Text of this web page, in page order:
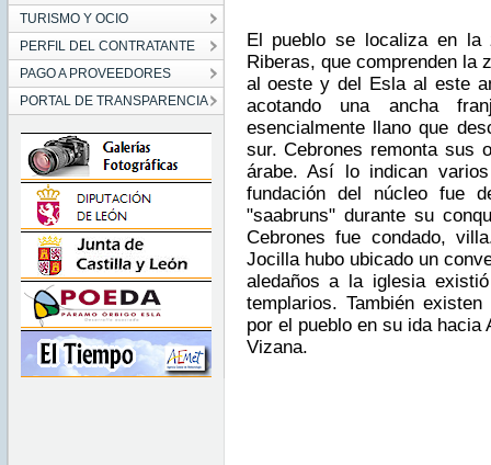
TURISMO Y OCIO
PERFIL DEL CONTRATANTE
PAGO A PROVEEDORES
PORTAL DE TRANSPARENCIA
El pueblo se localiza en la
Riberas, que comprenden la
al oeste y del Esla al este
acotando una ancha
esencialmente llano que
sur. Cebrones remonta sus
árabe. Así lo indican
fundación del núcleo fue
"saabruns" durante su
Cebrones fue condado,
Jocilla hubo ubicado un
aledaños a la iglesia
templarios. También
por el pueblo en su ida hacia
Vizana.